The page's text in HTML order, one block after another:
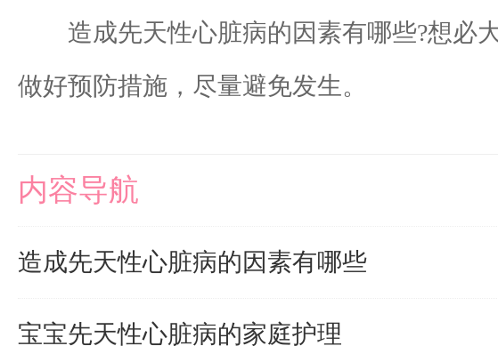
造成先天性心脏病的因素有哪些?想必
做好预防措施，尽量避免发生。
内容导航
造成先天性心脏病的因素有哪些
宝宝先天性心脏病的家庭护理